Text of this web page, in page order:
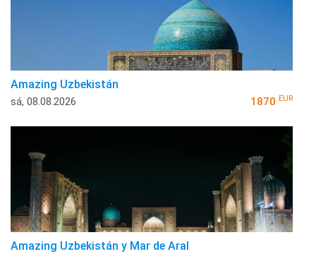
Amazing Uzbekistán
sá, 08.08.2026 1870 EUR
Amazing Uzbekistán y Mar de Aral